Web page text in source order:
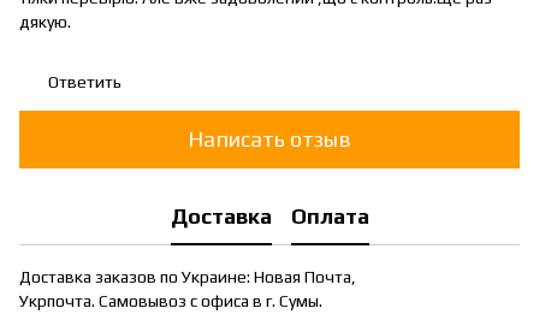
дякую.
Ответить
Написать отзыв
Доставка Оплата
Доставка заказов по Украине: Новая Почта,
Укрпочта. Самовывоз с офиса в г. Сумы.